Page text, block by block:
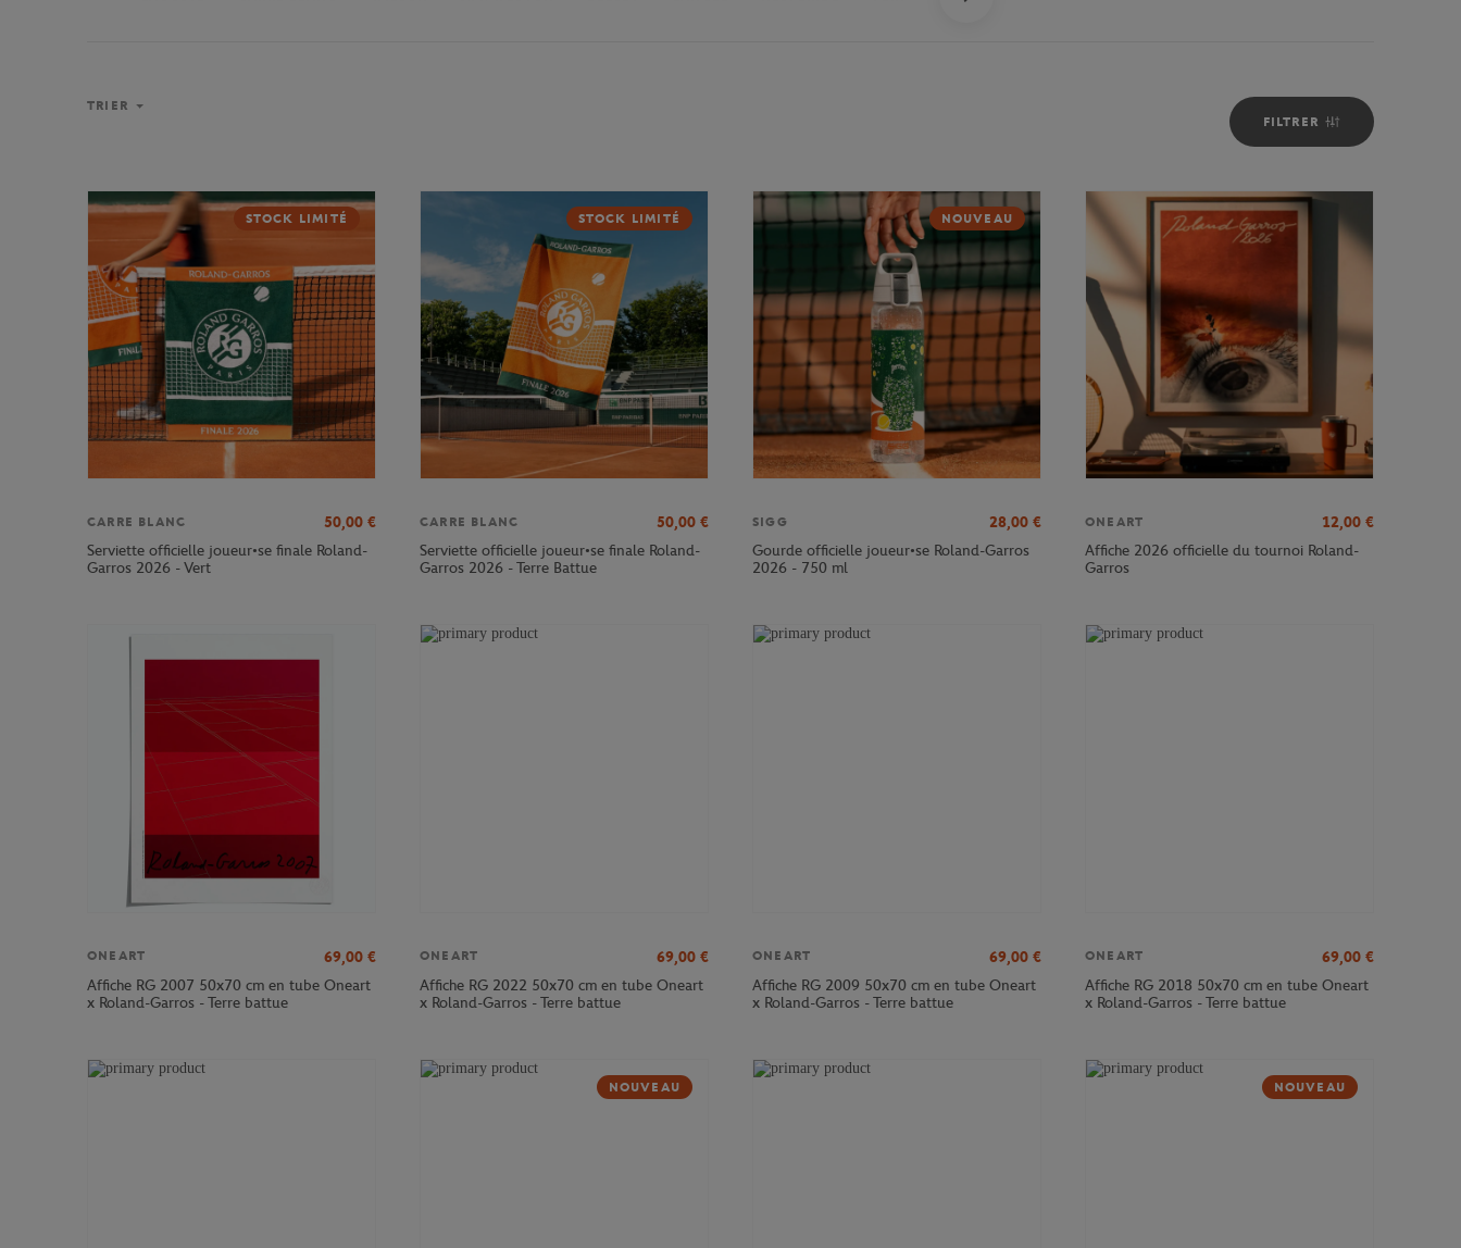
FILTRER
TRIER
STOCK LIMITÉ
CARRE BLANC 50,00 €
Serviette officielle joueur•se finale Roland-
Garros 2026 - Vert
STOCK LIMITÉ
CARRE BLANC 50,00 €
Serviette officielle joueur•se finale Roland-
Garros 2026 - Terre Battue
NOUVEAU
SIGG 28,00 €
Gourde officielle joueur•se Roland-Garros
2026 - 750 ml
ONEART 12,00 €
Affiche 2026 officielle du tournoi Roland-
Garros
ONEART 69,00 €
Affiche RG 2007 50x70 cm en tube Oneart
x Roland-Garros - Terre battue
ONEART 69,00 €
Affiche RG 2022 50x70 cm en tube Oneart
x Roland-Garros - Terre battue
ONEART 69,00 €
Affiche RG 2009 50x70 cm en tube Oneart
x Roland-Garros - Terre battue
ONEART 69,00 €
Affiche RG 2018 50x70 cm en tube Oneart
x Roland-Garros - Terre battue
NOUVEAU NOUVEAU